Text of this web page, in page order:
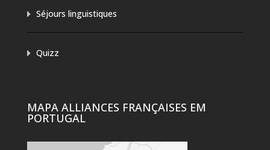
Séjours linguistiques
Quizz
MAPA ALLIANCES FRANÇAISES EM
PORTUGAL